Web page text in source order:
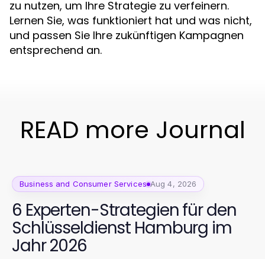
zu nutzen, um Ihre Strategie zu verfeinern.
Lernen Sie, was funktioniert hat und was nicht,
und passen Sie Ihre zukünftigen Kampagnen
entsprechend an.
READ more Journal
Business and Consumer Services Aug 4, 2026
6 Experten-Strategien für den
Schlüsseldienst Hamburg im
Jahr 2026